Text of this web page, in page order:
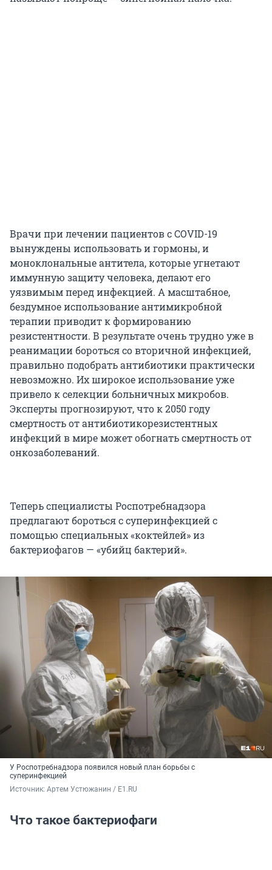
Врачи при лечении пациентов с COVID-19
вынуждены использовать и гормоны, и
моноклональные антитела, которые угнетают
иммунную защиту человека, делают его
уязвимым перед инфекцией. А масштабное,
бездумное использование антимикробной
терапии приводит к формированию
резистентности. В результате очень трудно уже в
реанимации бороться со вторичной инфекцией,
правильно подобрать антибиотики практически
невозможно. Их широкое использование уже
привело к селекции больничных микробов.
Эксперты прогнозируют, что к 2050 году
смертность от антибиотикорезистентных
инфекций в мире может обогнать смертность от
онкозаболеваний.
Теперь специалисты Роспотребнадзора
предлагают бороться с суперинфекцией с
помощью специальных «коктейлей» из
бактериофагов — «убийц бактерий».
У Роспотребнадзора появился новый план борьбы с
суперинфекцией
Источник: Артем Устюжанин / E1.RU
Что такое бактериофаги